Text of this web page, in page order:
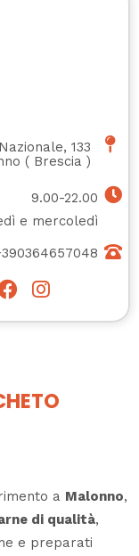
133
( Brescia )
9.00-22.00
e mercoledì
a Malonno,
di qualità,
e preparati